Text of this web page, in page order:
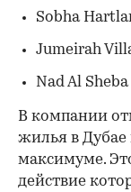
Sobha
Jumeirah
Nad Al
В компании
жилья в Дубае
максимуме.
действие